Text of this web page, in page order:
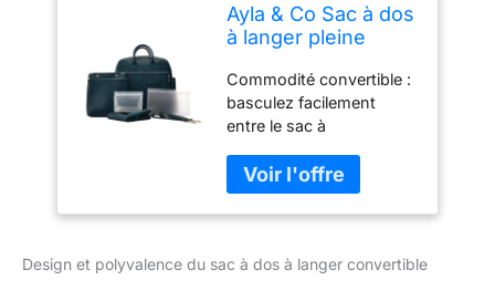
Ayla & Co Sac à dos
à langer pleine
langer pour bébé
fille/garçon, sac
fourre-tout
portable, sac à
langer, poches et
pochette
isothermes, paon
Commodité convertible :
basculez facilement
entre le sac à
bandoulière et le sac à
dos avec la sangle
convertible. Cuir vegan
luxueux et durable, le
Design et polyvalence du sac à dos à langer convertible